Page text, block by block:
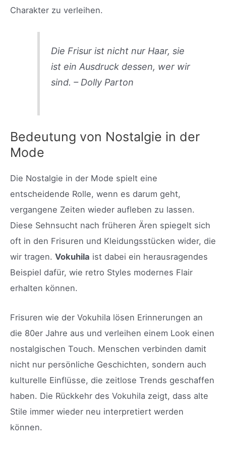
Charakter zu verleihen.
Die Frisur ist nicht nur Haar, sie
ist ein Ausdruck dessen, wer wir
sind. – Dolly Parton
Bedeutung von Nostalgie in der
Mode
Die Nostalgie in der Mode spielt eine
entscheidende Rolle, wenn es darum geht,
vergangene Zeiten wieder aufleben zu lassen.
Diese Sehnsucht nach früheren Ären spiegelt sich
oft in den Frisuren und Kleidungsstücken wider, die
wir tragen. Vokuhila ist dabei ein herausragendes
Beispiel dafür, wie retro Styles modernes Flair
erhalten können.
Frisuren wie der Vokuhila lösen Erinnerungen an
die 80er Jahre aus und verleihen einem Look einen
nostalgischen Touch. Menschen verbinden damit
nicht nur persönliche Geschichten, sondern auch
kulturelle Einflüsse, die zeitlose Trends geschaffen
haben. Die Rückkehr des Vokuhila zeigt, dass alte
Stile immer wieder neu interpretiert werden
können.